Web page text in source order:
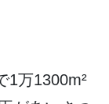
1万1300m²